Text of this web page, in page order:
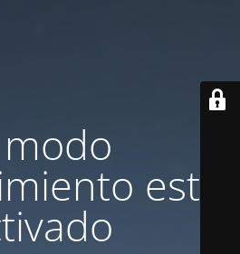
modo
está